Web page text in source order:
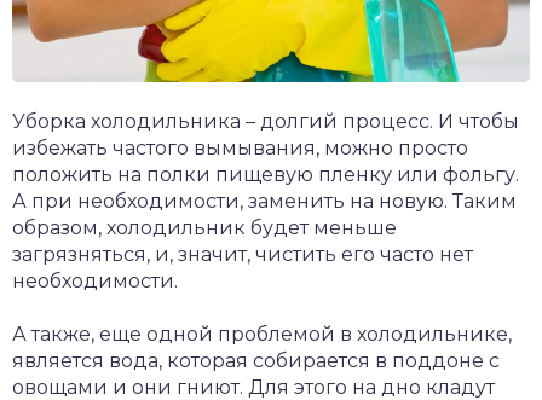
Уборка холодильника – долгий процесс. И чтобы
избежать частого вымывания, можно просто
положить на полки пищевую пленку или фольгу.
А при необходимости, заменить на новую. Таким
образом, холодильник будет меньше
загрязняться, и, значит, чистить его часто нет
необходимости.
А также, еще одной проблемой в холодильнике,
является вода, которая собирается в поддоне с
овощами и они гниют. Для этого на дно кладут